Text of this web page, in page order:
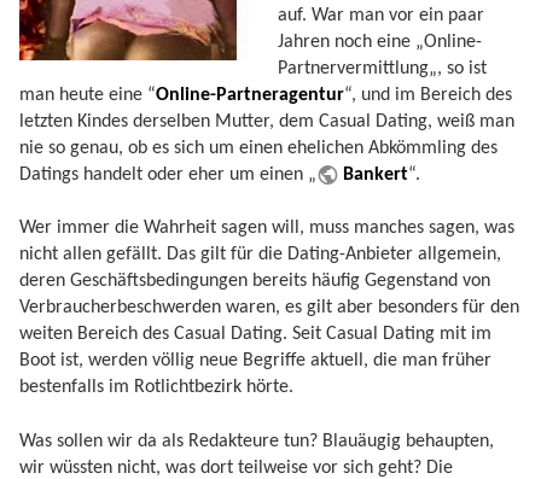
auf. War man vor ein paar
Jahren noch eine „Online-
Partnervermittlung„, so ist
man heute eine “Online-Partneragentur“, und im Bereich des
letzten Kindes derselben Mutter, dem Casual Dating, weiß man
nie so genau, ob es sich um einen ehelichen Abkömmling des
Datings handelt oder eher um einen „
Bankert“.
Wer immer die Wahrheit sagen will, muss manches sagen, was
nicht allen gefällt. Das gilt für die Dating-Anbieter allgemein,
deren Geschäftsbedingungen bereits häufig Gegenstand von
Verbraucherbeschwerden waren, es gilt aber besonders für den
weiten Bereich des Casual Dating. Seit Casual Dating mit im
Boot ist, werden völlig neue Begriffe aktuell, die man früher
bestenfalls im Rotlichtbezirk hörte.
Was sollen wir da als Redakteure tun? Blauäugig behaupten,
wir wüssten nicht, was dort teilweise vor sich geht? Die